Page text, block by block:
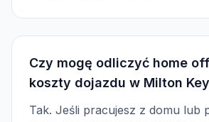
Czy mogę odliczyć home
koszty dojazdu w Milton
Tak. Jeśli pracujesz z domu lub